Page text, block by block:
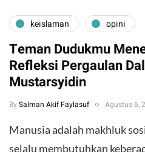
keislaman opini
Teman Dudukmu
Refleksi Pergaulan
Mustarsyidin
By Salman Akif Faylasuf Agustus 6,
Manusia adalah makhluk
selalu membutuhkan